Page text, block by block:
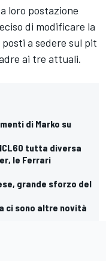
loro postazione
di modificare la
a sedere sul pit
ai tre attuali.
di Marko su
tutta diversa
le Ferrari
grande sforzo del
ci sono altre novità